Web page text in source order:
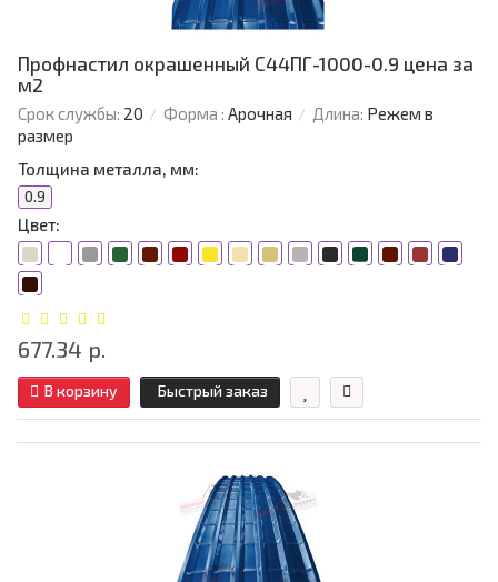
Профнастил окрашенный С44ПГ-1000-0.9 цена за
м2
Срок службы: 20 Форма : Арочная Длина: Режем в
размер
Толщина металла, мм:
0.9
Цвет:
677.34 р.
В корзину Быстрый заказ